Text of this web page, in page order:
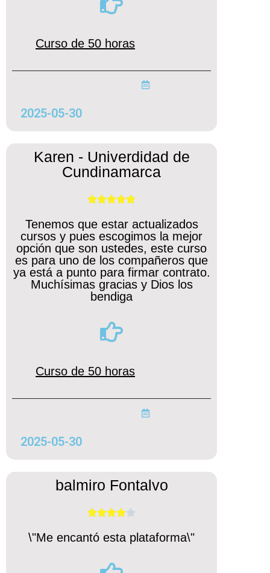
Curso de 50 horas
2025-05-30
Karen - Univerdidad de
Cundinamarca

Tenemos que estar actualizados
cursos y pues escogimos la mejor
opción que son ustedes, este curso
es para uno de los compañeros que
ya está a punto para firmar contrato.
Muchísimas gracias y Dios los
bendiga
Curso de 50 horas
2025-05-30
balmiro Fontalvo

\"Me encantó esta plataforma\"